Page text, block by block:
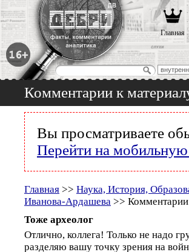
Главная
Комментарии к
Вы просматриваете
Перейти на
Главная >> Наука, История,
Иванова-Ардашева >>
Тоже археолог
Отлично, коллега! Только не надо
разделяю вашу точку зрения на